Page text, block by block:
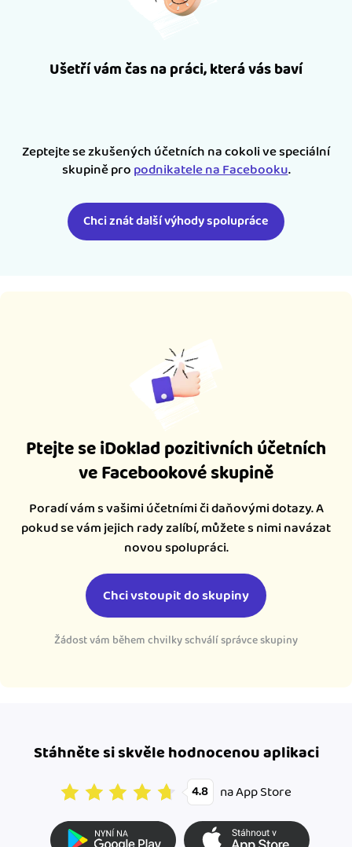
Ušetří vám čas na práci, která vás baví
Zeptejte se zkušených účetních na cokoli ve speciální
skupině propodnikatele na Facebooku.
Chci znát další výhody spolupráce
Ptejte se iDoklad pozitivních účetních
ve Facebookové skupině
Poradí vám s vašimi účetními či daňovými dotazy. A
pokud se vám jejich rady zalíbí, můžete s nimi navázat
novou spolupráci.
Chci vstoupit do skupiny
Žádost vám během chvilky schválí správce skupiny
Stáhněte si skvěle hodnocenou aplikaci
4.8 na App Store